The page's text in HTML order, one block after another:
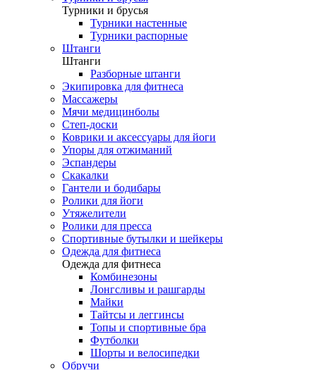
Турники и брусья
Турники настенные
Турники распорные
Штанги
Штанги
Разборные штанги
Экипировка для фитнеса
Массажеры
Мячи медицинболы
Степ-доски
Коврики и аксессуары для йоги
Упоры для отжиманий
Эспандеры
Скакалки
Гантели и бодибары
Ролики для йоги
Утяжелители
Ролики для пресса
Спортивные бутылки и шейкеры
Одежда для фитнеса
Одежда для фитнеса
Комбинезоны
Лонгсливы и рашгарды
Майки
Тайтсы и леггинсы
Топы и спортивные бра
Футболки
Шорты и велосипедки
Обручи